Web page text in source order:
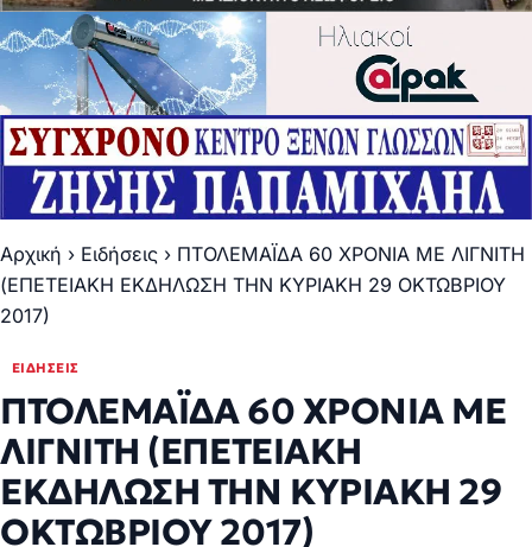
Αρχική › Ειδήσεις › ΠΤΟΛΕΜΑΪΔΑ 60 ΧΡΟΝΙΑ ΜΕ ΛΙΓΝΙΤΗ
(ΕΠΕΤΕΙΑΚΗ ΕΚΔΗΛΩΣΗ ΤΗΝ ΚΥΡΙΑΚΗ 29 ΟΚΤΩΒΡΙΟΥ
2017)
ΕΙΔΉΣΕΙΣ
ΠΤΟΛΕΜΑΪΔΑ 60 ΧΡΟΝΙΑ ΜΕ
ΛΙΓΝΙΤΗ (ΕΠΕΤΕΙΑΚΗ
ΕΚΔΗΛΩΣΗ ΤΗΝ ΚΥΡΙΑΚΗ 29
ΟΚΤΩΒΡΙΟΥ 2017)